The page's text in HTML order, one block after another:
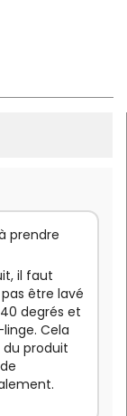
prendre
il faut
être lavé
degrés et
Cela
produit